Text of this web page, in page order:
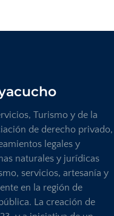
Turismo y de la
de derecho privado,
legales y
naturales y jurídicas
servicios, artesanía y
en la región de
La creación de